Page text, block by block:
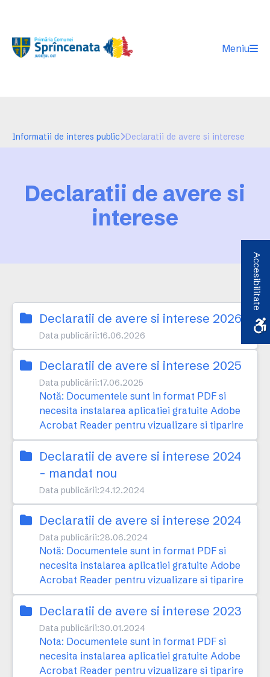
Meniu
Informatii de interes public Declaratii de avere si interese
Declaratii de avere si
interese
Declaratii de avere si interese 2026
Data publicării:16.06.2026
Declaratii de avere si interese 2025
Data publicării:17.06.2025
Notă: Documentele sunt in format PDF si
necesita instalarea aplicatiei gratuite Adobe
Acrobat Reader pentru vizualizare si tiparire
Declaratii de avere si interese 2024
- mandat nou
Data publicării:24.12.2024
Declaratii de avere si interese 2024
Data publicării:28.06.2024
Notă: Documentele sunt in format PDF si
necesita instalarea aplicatiei gratuite Adobe
Acrobat Reader pentru vizualizare si tiparire
Declaratii de avere si interese 2023
Data publicării:30.01.2024
Nota: Documentele sunt in format PDF si
necesita instalarea aplicatiei gratuite Adobe
Acrobat Reader pentru vizualizare si tiparire
Accesibilitate